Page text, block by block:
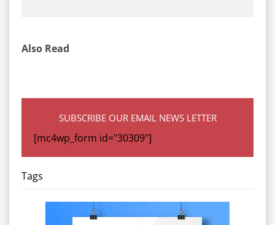
Also Read
SUBSCRIBE OUR EMAIL NEWS LETTER
[mc4wp_form id="30309"]
Tags